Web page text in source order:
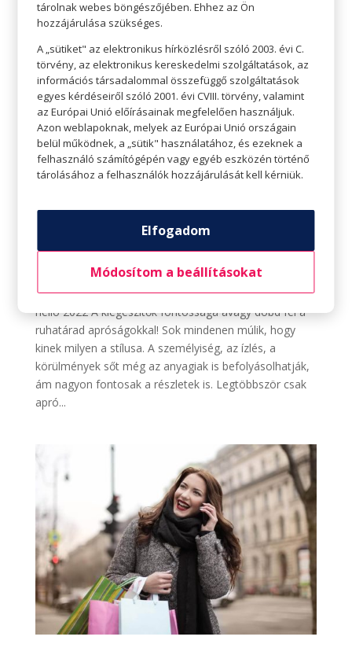
A kiegészítők fontossága avagy dobd fel a
ruhatárad apróságokkal!
hello 2022 A kiegészítők fontossága avagy dobd fel a
ruhatárad apróságokkal! Sok mindenen múlik, hogy
kinek milyen a stílusa. A személyiség, az ízlés, a
körülmények sőt még az anyagiak is befolyásolhatják,
ám nagyon fontosak a részletek is. Legtöbbször csak
apró...
tárolnak webes böngészőjében. Ehhez az Ön
hozzájárulása szükséges.
A „sütiket" az elektronikus hírközlésről szóló 2003. évi C.
törvény, az elektronikus kereskedelmi szolgáltatások, az
információs társadalommal összefüggő szolgáltatások
egyes kérdéseiről szóló 2001. évi CVIII. törvény, valamint
az Európai Unió előírásainak megfelelően használjuk.
Azon weblapoknak, melyek az Európai Unió országain
belül működnek, a „sütik" használatához, és ezeknek a
felhasználó számítógépén vagy egyéb eszközén történő
tárolásához a felhasználók hozzájárulását kell kérniük.
Elfogadom
Módosítom a beállításokat